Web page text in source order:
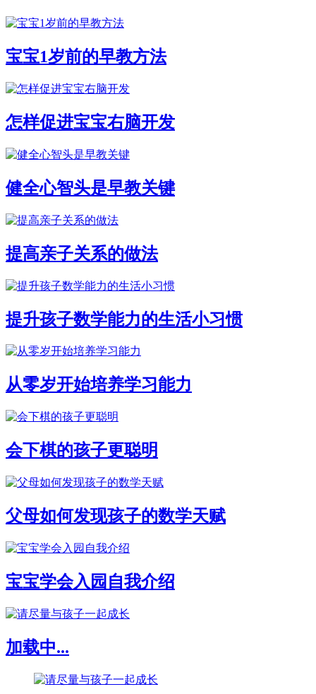
宝宝1岁前的早教方法
怎样促进宝宝右脑开发
健全心智头是早教关键
提高亲子关系的做法
提升孩子数学能力的生活小习惯
从零岁开始培养学习能力
会下棋的孩子更聪明
父母如何发现孩子的数学天赋
宝宝学会入园自我介绍
加载中...